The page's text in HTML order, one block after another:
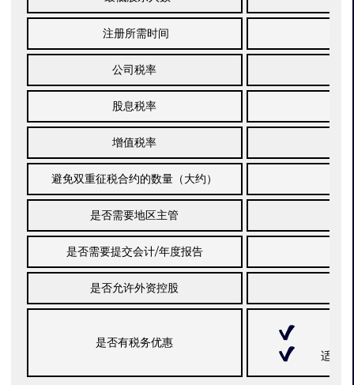
注册所需时间
公司税率
股息税率
增值税率
避免双重征税合约的数量（大约）
是否需要地区主管
是否需要提交会计/年度报告
是否允许外资控股
是否有税务优惠
适用